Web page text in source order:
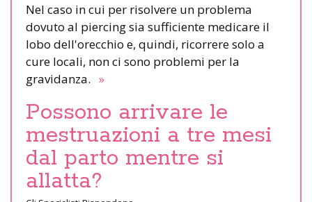
Nel caso in cui per risolvere un problema
dovuto al piercing sia sufficiente medicare il
lobo dell'orecchio e, quindi, ricorrere solo a
cure locali, non ci sono problemi per la
gravidanza. »
Possono arrivare le
mestruazioni a tre mesi
dal parto mentre si
allatta?